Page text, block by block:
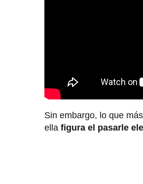
Sin embargo, lo que
ella figura el pasarle